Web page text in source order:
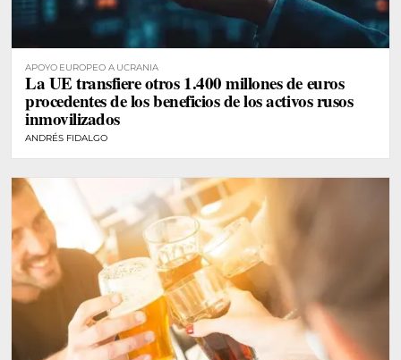
APOYO EUROPEO A UCRANIA
La UE transfiere otros 1.400 millones de euros
procedentes de los beneficios de los activos rusos
inmovilizados
ANDRÉS FIDALGO